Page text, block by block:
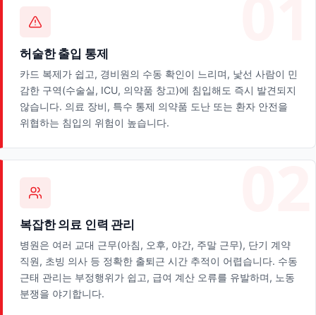
허술한 출입 통제
카드 복제가 쉽고, 경비원의 수동 확인이 느리며, 낯선 사람이 민
감한 구역(수술실, ICU, 의약품 창고)에 침입해도 즉시 발견되지
않습니다. 의료 장비, 특수 통제 의약품 도난 또는 환자 안전을
위협하는 침입의 위험이 높습니다.
복잡한 의료 인력 관리
병원은 여러 교대 근무(아침, 오후, 야간, 주말 근무), 단기 계약
직원, 초빙 의사 등 정확한 출퇴근 시간 추적이 어렵습니다. 수동
근태 관리는 부정행위가 쉽고, 급여 계산 오류를 유발하며, 노동
분쟁을 야기합니다.